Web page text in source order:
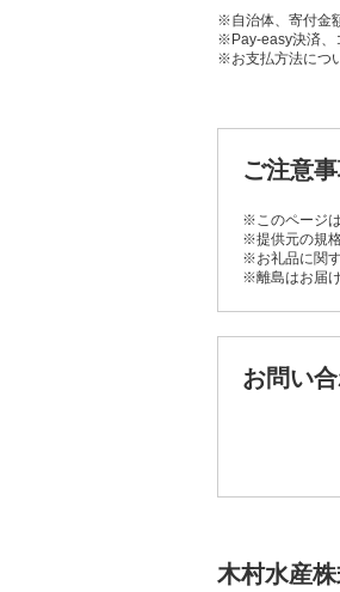
※自治体、寄付金
※Pay-easy決済、
※お支払方法につ
ご注意
※このページ
※提供元の規
※お礼品に関
※離島はお届け
お問い
木村水産